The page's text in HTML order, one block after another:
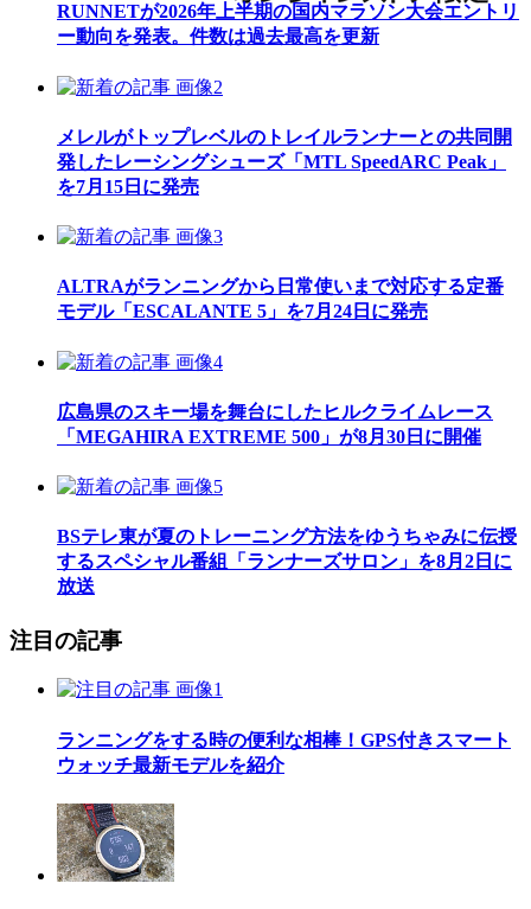
RUNNETが2026年上半期の国内マラソン大会エントリ
ー動向を発表。件数は過去最高を更新
メレルがトップレベルのトレイルランナーとの共同開
発したレーシングシューズ「MTL SpeedARC Peak」
を7月15日に発売
ALTRAがランニングから日常使いまで対応する定番
モデル「ESCALANTE 5」を7月24日に発売
広島県のスキー場を舞台にしたヒルクライムレース
「MEGAHIRA EXTREME 500」が8月30日に開催
BSテレ東が夏のトレーニング方法をゆうちゃみに伝授
するスペシャル番組「ランナーズサロン」を8月2日に
放送
注目の記事
ランニングをする時の便利な相棒！GPS付きスマート
ウォッチ最新モデルを紹介